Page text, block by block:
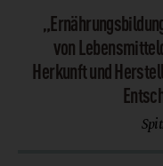
von
Herkunft und